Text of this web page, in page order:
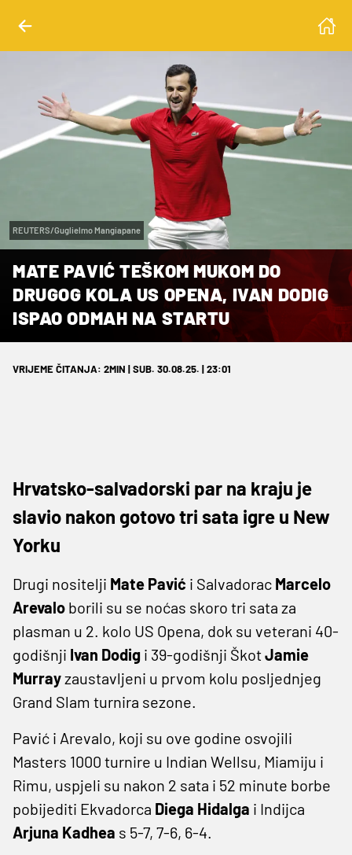
REUTERS/Guglielmo Mangiapane
MATE PAVIĆ TEŠKOM MUKOM DO
DRUGOG KOLA US OPENA, IVAN DODIG
ISPAO ODMAH NA STARTU
VRIJEME ČITANJA: 2MIN | SUB. 30.08.25. | 23:01
Hrvatsko-salvadorski par na kraju je
slavio nakon gotovo tri sata igre u New
Yorku
Drugi nositelji Mate Pavić i Salvadorac Marcelo
Arevalo borili su se noćas skoro tri sata za
plasman u 2. kolo US Opena, dok su veterani 40-
godišnji Ivan Dodig i 39-godišnji ŠkotJamie
Murrayzaustavljeni u prvom kolu posljednjeg
Grand Slam turnira sezone.
Pavić i Arevalo, koji su ove godine osvojili
Masters 1000 turnire u Indian Wellsu, Miamiju i
Rimu, uspjeli su nakon 2 sata i 52 minute borbe
pobijediti Ekvadorca Diega Hidalga i Indijca
Arjuna Kadhea s 5-7, 7-6, 6-4.